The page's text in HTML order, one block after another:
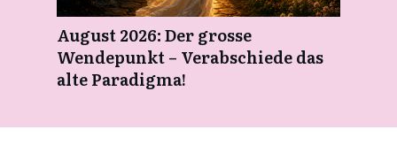
August 2026: Der grosse
Wendepunkt – Verabschiede das
alte Paradigma!